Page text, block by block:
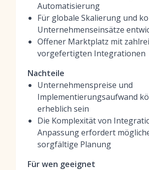
Automatisierung
Für globale Skalierung und
Unternehmenseinsätze
Offener Marktplatz mit
vorgefertigten Integrationen
Nachteile
Unternehmenspreise und
Implementierungsaufwand
erheblich sein
Die Komplexität von
Anpassung erfordert
sorgfältige Planung
Für wen geeignet